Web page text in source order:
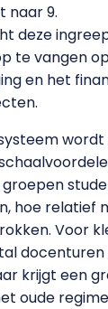
naar 9.
deze
te vangen
en het
hoe relatief
Voor
krijgt een
oude